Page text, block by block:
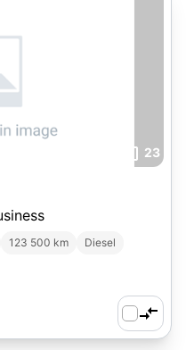
23
123 500 km
Diesel